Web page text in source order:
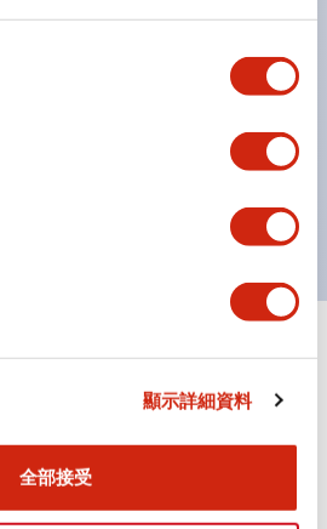
顯示詳細資料
全部接受
，如今可用單一顆燈泡呈現多種
）：可清楚辨識正方平頭形指
以及點燈時的顏色識別。
色規範：在危險或緊急狀況下，
便於更多人識別。